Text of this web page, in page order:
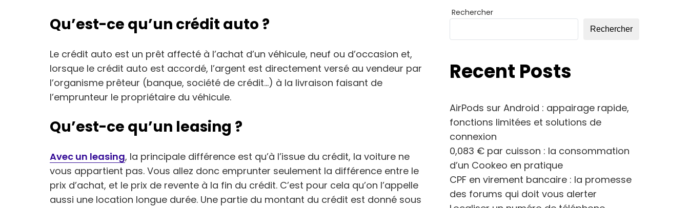
Qu’est-ce qu’un crédit auto ?
Le crédit auto est un prêt affecté à l’achat d’un véhicule, neuf ou d’occasion et,
lorsque le crédit auto est accordé, l’argent est directement versé au vendeur par
l’organisme prêteur (banque, société de crédit…) à la livraison faisant de
l’emprunteur le propriétaire du véhicule.
Qu’est-ce qu’un leasing ?
Avec un leasing, la principale différence est qu’à l’issue du crédit, la voiture ne
vous appartient pas. Vous allez donc emprunter seulement la différence entre le
prix d’achat, et le prix de revente à la fin du crédit. C’est pour cela qu’on l’appelle
aussi une location longue durée. Une partie du montant du crédit est donné sous
Rechercher
Rechercher
Recent Posts
AirPods sur Android : appairage rapide,
fonctions limitées et solutions de
connexion
0,083 € par cuisson : la consommation
d’un Cookeo en pratique
CPF en virement bancaire : la promesse
des forums qui doit vous alerter